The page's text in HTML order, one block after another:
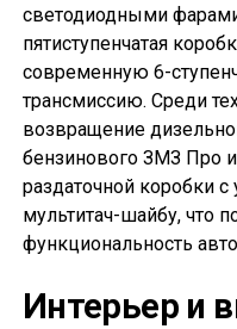
светодиодными
пятиступенчатая
современную 6-
трансмиссию. Среди
возвращение
бензинового ЗМЗ Про
раздаточной коробки
мультитач-шайбу, что
функциональность
Интерьер и